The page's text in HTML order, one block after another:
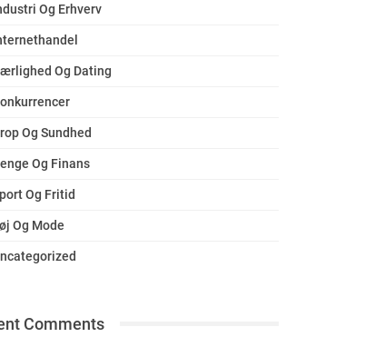
Og Erhverv
Og Dating
Og Sundhed
Og Finans
Og Fritid
Og Mode
Comments